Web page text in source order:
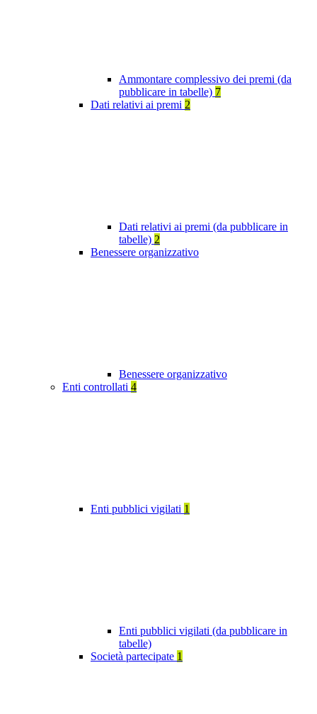
Ammontare complessivo dei premi (da
pubblicare in tabelle) 7
Dati relativi ai premi 2
Dati relativi ai premi (da pubblicare in
tabelle) 2
Benessere organizzativo
Benessere organizzativo
Enti controllati 4
Enti pubblici vigilati 1
Enti pubblici vigilati (da pubblicare in
tabelle)
Società partecipate 1